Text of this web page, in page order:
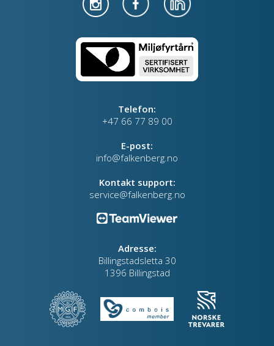
Telefon:
+47 66 77 89 00
E-post:
info@falkenberg.no
Kontakt support:
service@falkenberg.no
Adresse:
Billingstadsletta 30
1396 Billingstad